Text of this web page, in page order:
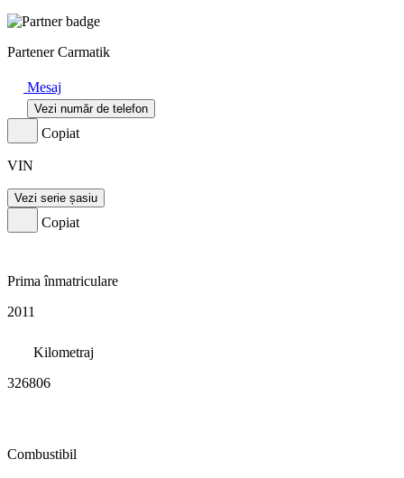
Partener Carmatik
Mesaj
Vezi număr de telefon
Copiat
VIN
Vezi serie șasiu
Copiat
Prima înmatriculare
2011
Kilometraj
326806
Combustibil